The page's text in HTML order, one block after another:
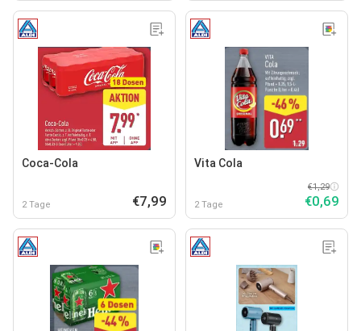
Coca-Cola
2 Tage €7,99
Vita Cola
2 Tage
€1,29
€0,69